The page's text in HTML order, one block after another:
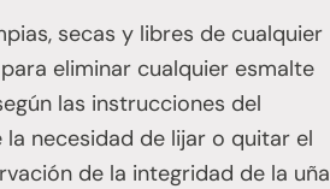
secas y libres de cualquier
eliminar cualquier esmalte
las instrucciones del
necesidad de lijar o quitar el
de la integridad de la uña